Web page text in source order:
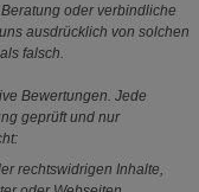
oder verbindliche
ausdrücklich von solchen
falsch.
Bewertungen. Jede
geprüft und nur
rechtswidrigen Inhalte,